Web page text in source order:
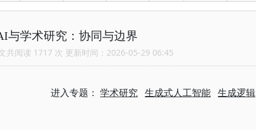
与学术研究：协同与边界
共阅读 1717 次 更新时间：2026-05-29 06:45
进入专题： 学术研究 生成式人工智能 生成逻辑